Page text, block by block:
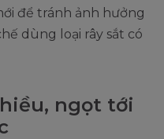
để tránh ảnh hưởng
dùng loại rây sắt có
ngọt tới